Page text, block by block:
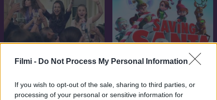
Filmi - Do Not Process My Personal Information
If you wish to opt-out of the sale, sharing to third parties, or
processing of your personal or sensitive information for